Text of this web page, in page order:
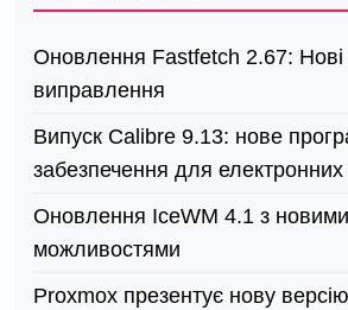
Оновлення Fastfetch 2.67: Нові
виправлення
Випуск Calibre 9.13: нове
забезпечення для електронних
Оновлення IceWM 4.1 з новими
можливостями
Proxmox презентує нову